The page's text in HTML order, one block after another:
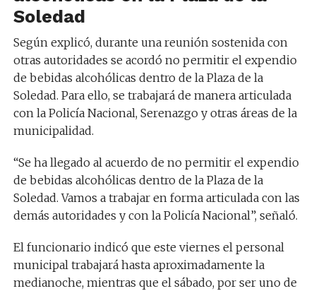
Soledad
Según explicó, durante una reunión sostenida con
otras autoridades se acordó no permitir el expendio
de bebidas alcohólicas dentro de la Plaza de la
Soledad. Para ello, se trabajará de manera articulada
con la Policía Nacional, Serenazgo y otras áreas de la
municipalidad.
“Se ha llegado al acuerdo de no permitir el expendio
de bebidas alcohólicas dentro de la Plaza de la
Soledad. Vamos a trabajar en forma articulada con las
demás autoridades y con la Policía Nacional”, señaló.
El funcionario indicó que este viernes el personal
municipal trabajará hasta aproximadamente la
medianoche, mientras que el sábado, por ser uno de